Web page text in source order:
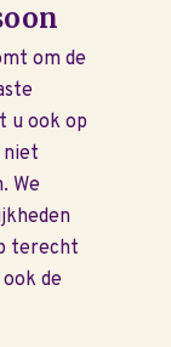
om de
u ook op
niet
We
terecht
de